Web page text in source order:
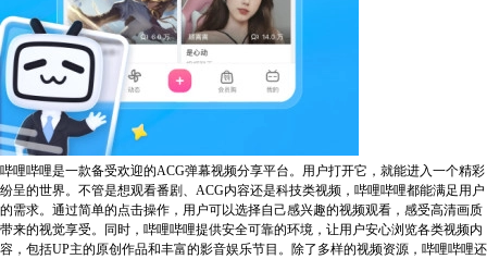
哔哩哔哩是一款备受欢迎的ACG弹幕视频分享平台。用户打开它，就能进入一个精彩
纷呈的世界。不管是想观看番剧、ACG内容还是科技类视频，哔哩哔哩都能满足用户
的需求。通过简单的点击操作，用户可以选择自己感兴趣的视频观看，感受高清画质
带来的视觉享受。同时，哔哩哔哩提供安全可靠的环境，让用户安心浏览各类视频内
容，包括UP主的原创作品和丰富的影音娱乐节目。除了多样的视频资源，哔哩哔哩还